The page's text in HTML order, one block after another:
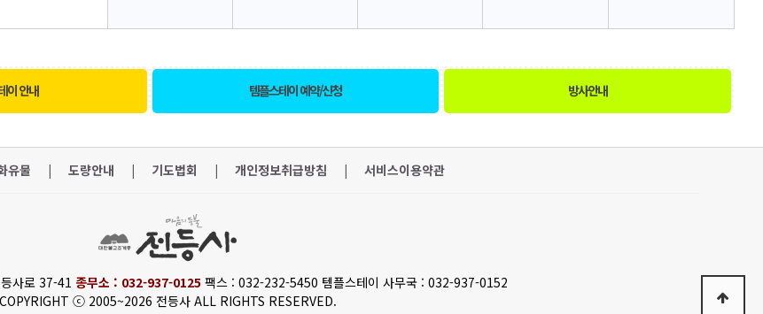
이 안내 템플스테이 예약/신청 방사안내
유물 | 도량안내 | 기도법회 | 개인정보취급방침 | 서비스이용약관
사로 37-41 종무소 : 032-937-0125 팩스 : 032-232-5450 템플스테이 사무국 : 032-937-0152
COPYRIGHT ⓒ 2005~2026 전등사 ALL RIGHTS RESERVED.